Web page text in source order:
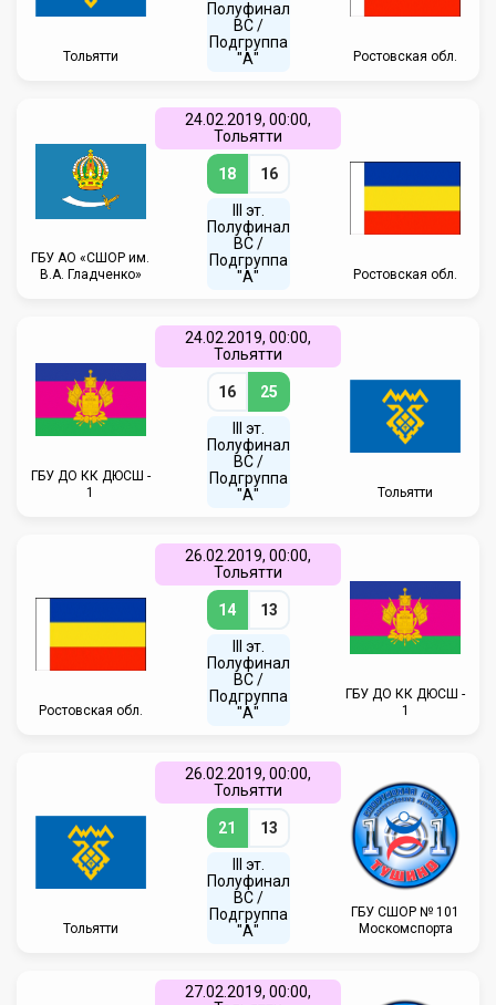
Тольятти
Полуфинал
ВC /
Подгруппа
"А"
Ростовская обл.
ГБУ АО «СШОР им.
В.А. Гладченко»
24.02.2019, 00:00,
Тольятти
18 16
III эт.
Полуфинал
ВC /
Подгруппа
"А"
Ростовская обл.
ГБУ ДО КК ДЮСШ -
1
24.02.2019, 00:00,
Тольятти
16 25
III эт.
Полуфинал
ВC /
Подгруппа
"А"
Тольятти
Ростовская обл.
26.02.2019, 00:00,
Тольятти
14 13
III эт.
Полуфинал
ВC /
Подгруппа
"А"
ГБУ ДО КК ДЮСШ -
1
Тольятти
26.02.2019, 00:00,
Тольятти
21 13
III эт.
Полуфинал
ВC /
Подгруппа
"А"
ГБУ CШОР № 101
Москомспорта
27.02.2019, 00:00,